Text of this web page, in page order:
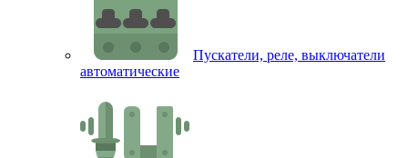
Пускатели, реле, выключатели
автоматические